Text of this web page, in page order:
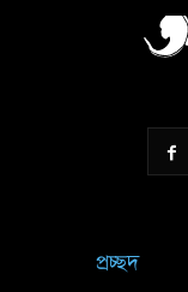
প্রচ্ছদ